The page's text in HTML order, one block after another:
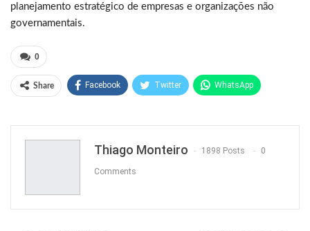
planejamento estratégico de empresas e organizações não
governamentais.
0
Share Facebook Twitter WhatsApp
Thiago Monteiro 1898 Posts 0
Comments